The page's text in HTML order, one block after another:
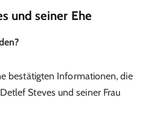
und seiner Ehe
bestätigten Informationen, die
Steves und seiner Frau